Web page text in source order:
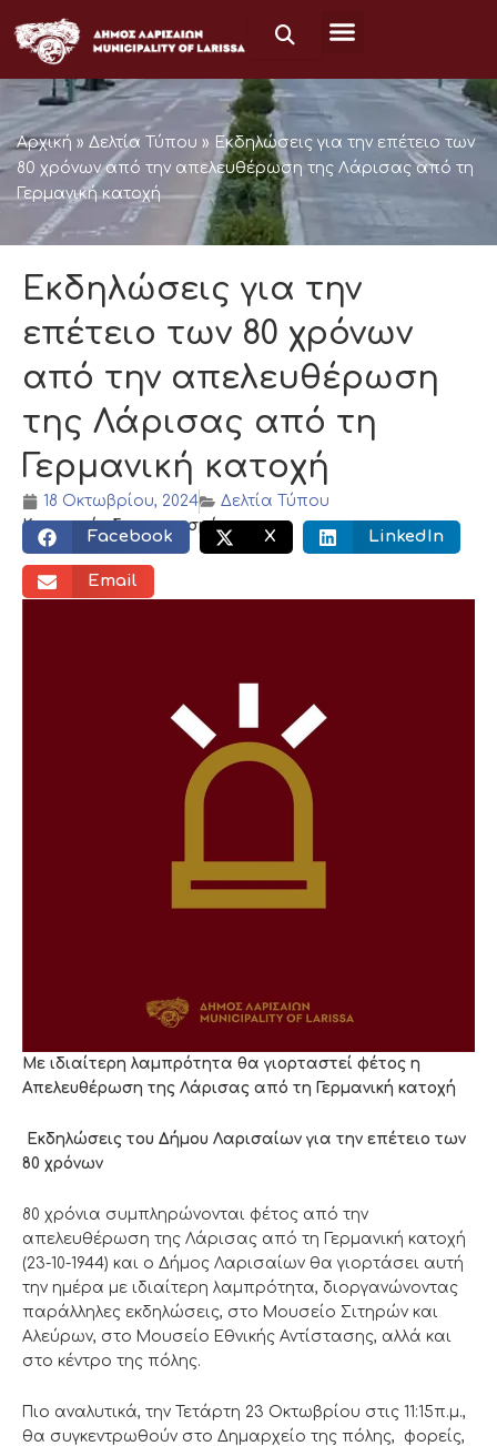
στο
περιεχόμενο
Αρχική » Δελτία Τύπου » Εκδηλώσεις για την επέτειο των
80 χρόνων από την απελευθέρωση της Λάρισας από τη
Γερμανική κατοχή
Εκδηλώσεις για την
επέτειο των 80 χρόνων
από την απελευθέρωση
της Λάρισας από τη
Γερμανική κατοχή
18 Οκτωβρίου, 2024
Δελτία Τύπου
Κοινωνικός διαμοιρασμός:
Facebook X LinkedIn
Email
Με ιδιαίτερη λαμπρότητα θα γιορταστεί φέτος η
Απελευθέρωση της Λάρισας από τη Γερμανική κατοχή
Εκδηλώσεις του Δήμου Λαρισαίων για την επέτειο των
80 χρόνων
80 χρόνια συμπληρώνονται φέτος από την
απελευθέρωση της Λάρισας από τη Γερμανική κατοχή
(23-10-1944) και ο Δήμος Λαρισαίων θα γιορτάσει αυτή
την ημέρα με ιδιαίτερη λαμπρότητα, διοργανώνοντας
παράλληλες εκδηλώσεις, στο Μουσείο Σιτηρών και
Αλεύρων, στο Μουσείο Εθνικής Αντίστασης, αλλά και
στο κέντρο της πόλης.
Πιο αναλυτικά, την Τετάρτη 23 Οκτωβρίου στις 11:15π.μ.,
θα συγκεντρωθούν στο Δημαρχείο της πόλης,
φορείς,